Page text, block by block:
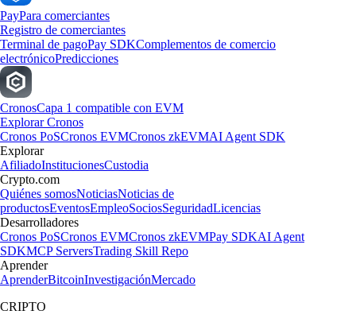
PayPara comerciantes
Registro de comerciantes
Terminal de pagoPay SDKComplementos de comercio
electrónicoPredicciones
CronosCapa 1 compatible con EVM
Explorar Cronos
Cronos PoSCronos EVMCronos zkEVMAI Agent SDK
Explorar
AfiliadoInstitucionesCustodia
Crypto.com
Quiénes somosNoticiasNoticias de
productosEventosEmpleoSociosSeguridadLicencias
Desarrolladores
Cronos PoSCronos EVMCronos zkEVMPay SDKAI Agent
SDKMCP ServersTrading Skill Repo
Aprender
AprenderBitcoinInvestigaciónMercado
CRIPTO